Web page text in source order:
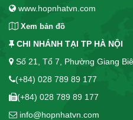
www.hopnhatvn.com
Xem bản đồ
CHI NHÁNH TẠI TP HÀ NỘI
Số 21, Tổ 7, Phường Giang
(+84) 028 789 89 177
(+84) 028 789 89 177
info@hopnhatvn.com